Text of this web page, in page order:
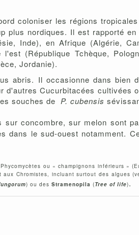
coloniser les régions
nordiques. Il est rapporté
Inde), en Afrique (Algérie,
(République Tchèque,
Jordanie).
abris. Il occasionne dans bien
Cucurbitacées cultivées
souches de P. cubensis
concombre, sur melon sont
le sud-ouest notamment.
ou « champignons inférieurs »
Chromistes, incluant surtout des algues
) ou des Stramenopila (Tree of life).